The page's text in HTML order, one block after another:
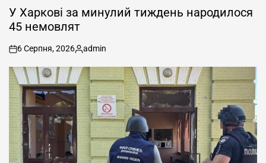
УУ Харкові за минулий тиждень народилося
45 немовлят
on
6 Серпня, 2026
Опубліковано
admin